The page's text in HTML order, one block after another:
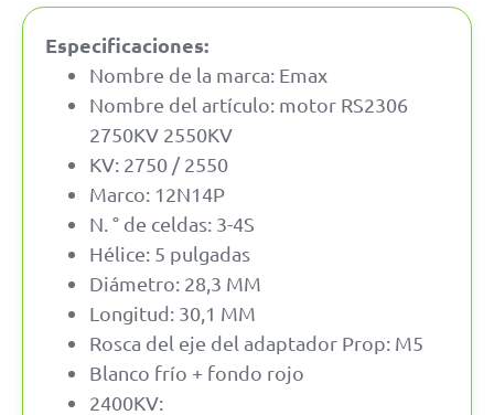
Especificaciones:
Nombre de la marca: Emax
Nombre del artículo: motor RS2306
2750KV 2550KV
KV: 2750 / 2550
Marco: 12N14P
N. ° de celdas: 3-4S
Hélice: 5 pulgadas
Diámetro: 28,3 MM
Longitud: 30,1 MM
Rosca del eje del adaptador Prop: M5
Blanco frío + fondo rojo
2400KV: